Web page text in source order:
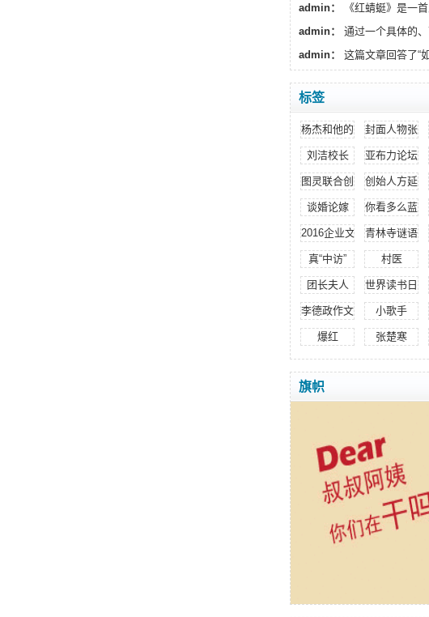
admin：
《红蜻蜓》是一
admin：
通过一个具体的
admin：
这篇文章回答了“
标签
杨杰和他的诗歌封面人物张
刘洁校长 亚布力论坛
图灵联合创始人郭家
创始人方延
谈婚论嫁 你看多么蓝
2016企业文化领导力人物
青林寺谜语
真“中访” 村医
团长夫人 世界读书日
李德政作文 小歌手
爆红 张楚寒
旗帜